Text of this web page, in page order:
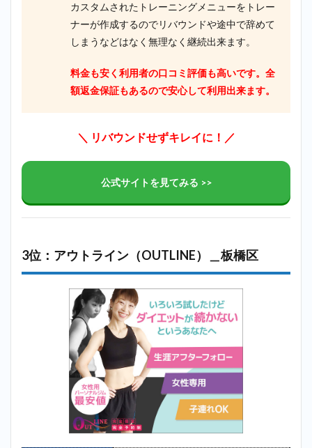
カスタムされたトレーニングメニューをトレー
ナーが作成するのでリバウンドや途中で辞めて
しまうなどはなく無理なく継続出来ます。
料金も安く利用者の口コミ評価も高いです。全
額返金保証もあるので安心して利用出来ます。
＼ リバウンドせずキレイに！／
公式サイトを見てみる >>
3位：アウトライン（OUTLINE）＿板橋区